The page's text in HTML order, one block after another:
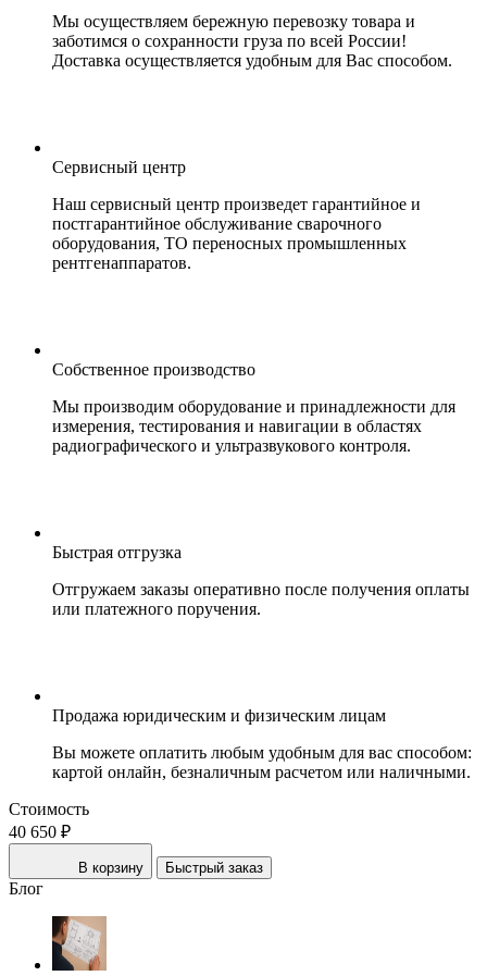
Мы осуществляем бережную перевозку товара и
заботимся о сохранности груза по всей России!
Доставка осуществляется удобным для Вас способом.
Сервисный центр
Наш сервисный центр произведет гарантийное и
постгарантийное обслуживание сварочного
оборудования, ТО переносных промышленных
рентгенаппаратов.
Собственное производство
Мы производим оборудование и принадлежности для
измерения, тестирования и навигации в областях
радиографического и ультразвукового контроля.
Быстрая отгрузка
Отгружаем заказы оперативно после получения оплаты
или платежного поручения.
Продажа юридическим и физическим лицам
Вы можете оплатить любым удобным для вас способом:
картой онлайн, безналичным расчетом или наличными.
Стоимость
40 650 ₽
В корзину Быстрый заказ
Блог